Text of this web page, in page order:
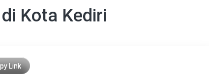
Kota Kediri
Link